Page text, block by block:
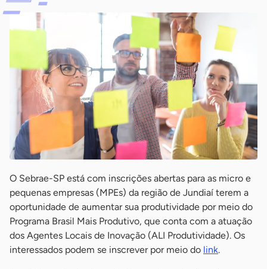
O Sebrae-SP está com inscrições abertas para as micro e
pequenas empresas (MPEs) da região de Jundiaí terem a
oportunidade de aumentar sua produtividade por meio do
Programa Brasil Mais Produtivo, que conta com a atuação
dos Agentes Locais de Inovação (ALI Produtividade). Os
interessados podem se inscrever por meio do link.